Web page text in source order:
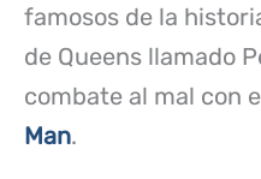
famosos de la
de Queens llamado
combate al mal con
Man.